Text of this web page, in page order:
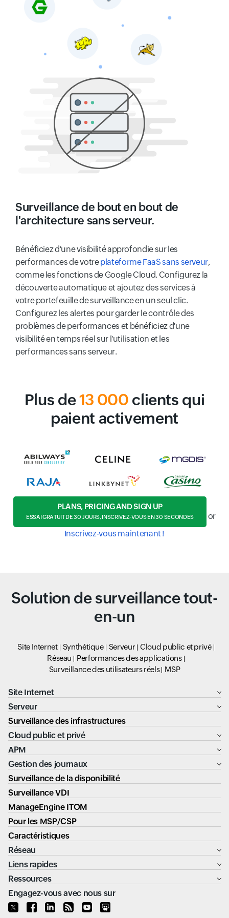
Surveillance de bout en bout de
l'architecture sans serveur.
Bénéficiez d'une visibilité approfondie sur les
performances de votreplateforme FaaS sans serveur,
comme les fonctions de Google Cloud. Configurez la
découverte automatique et ajoutez des services à
votre portefeuille de surveillance en un seul clic.
Configurez les alertes pour garder le contrôle des
problèmes de performances et bénéficiez d'une
visibilité en temps réel sur l'utilisation et les
performances sans serveur.
Plus de13 000 clients qui
paient activement
PLANS, PRICING AND SIGN UP
ESSAI GRATUIT DE 30 JOURS, INSCRIVEZ-VOUS EN 30 SECONDES
or
Inscrivez-vous maintenant !
Solution de surveillance tout-
en-un
Site Internet Synthétique Serveur
Cloud public et privé
Réseau
Performances des applications
Surveillance des utilisateurs réels
MSP
Site Internet
Serveur
Surveillance des infrastructures
Cloud public et privé
APM
Gestion des journaux
Surveillance de la disponibilité
Surveillance VDI
ManageEngine ITOM
Pour les MSP/CSP
Caractéristiques
Réseau
Liens rapides
Ressources
Engagez-vous avec nous sur